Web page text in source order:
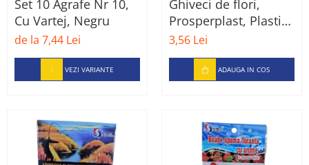
Set 10 Agrafe Nr 10,
Cu Vartej, Negru
de la 7,44 Lei
VEZI VARIANTE
Ghiveci de flori,
Prosperplast, Plastic,
12 cm, Gri
3,56 Lei
ADAUGA IN COS